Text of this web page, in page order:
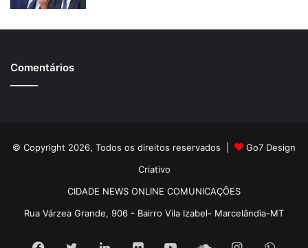
Comentários
© Copyright 2026, Todos os direitos reservados |
Go7 Design
Criativo
CIDADE NEWS ONLINE COMUNICAÇÕES
Rua Várzea Grande, 906 - Bairro Vila Izabel- Marcelândia-MT